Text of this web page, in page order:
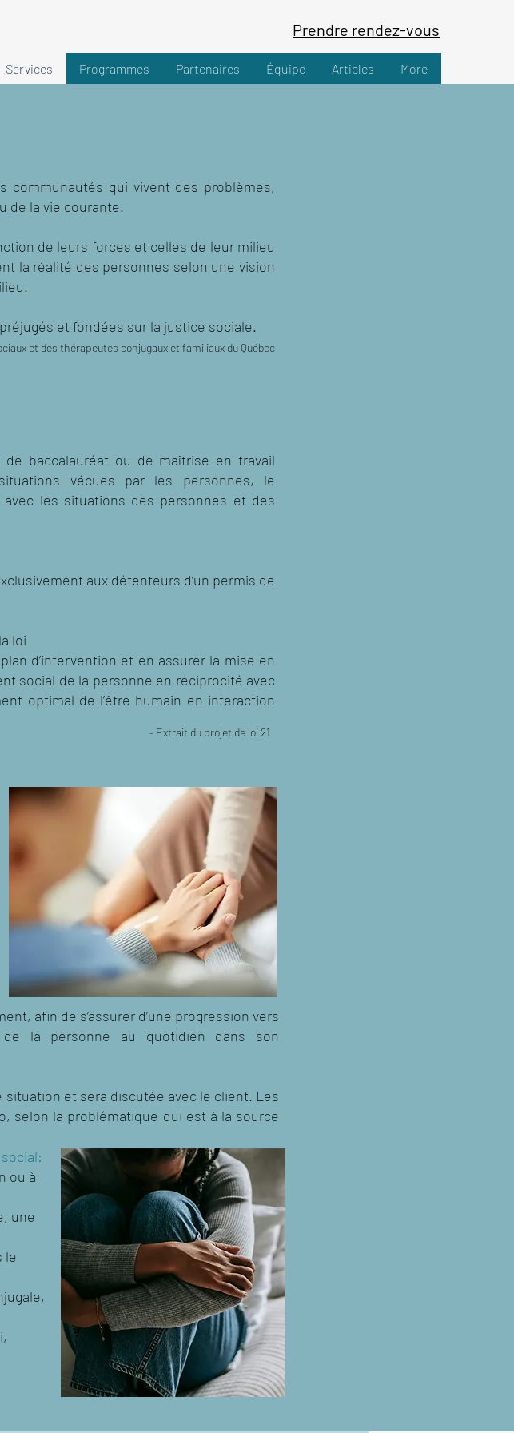
Prendre rendez-vous
Services Programmes Partenaires Équipe Articles More
communautés qui vivent des problèmes,
de la vie courante.
de leurs forces et celles de leur milieu
la réalité des personnes selon une vision
et fondées sur la justice sociale.
et des thérapeutes conjugaux et familiaux du Québec
baccalauréat ou de maîtrise en travail
vécues par les personnes, le
les situations des personnes et des
aux détenteurs d’un permis de
loi
d’intervention et en assurer la mise en
social de la personne en réciprocité avec
optimal de l’être humain en interaction
- Extrait du projet de loi 21
afin de s’assurer d’une progression vers
la personne au quotidien dans son
et sera discutée avec le client. Les
selon la problématique qui est à la source
ou à
une
le